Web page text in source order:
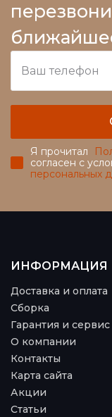
Я прочитал
согласен с
персональных
ИНФОРМАЦИЯ
Доставка и оплата
Сборка
Гарантия и сервис
О компании
Контакты
Карта сайта
Акции
Статьи